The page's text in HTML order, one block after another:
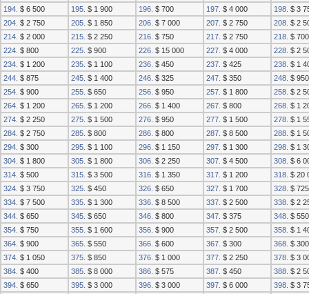
194. $ 6 500 195. $ 1 900 196. $ 700 197. $ 4 000 198. $ 3
204. $ 2 750 205. $ 1 850 206. $ 7 000 207. $ 2 750 208. $ 2
214. $ 2 000 215. $ 2 250 216. $ 750 217. $ 2 750 218. $ 700
224. $ 800 225. $ 900 226. $ 15 000 227. $ 4 000 228. $ 2
234. $ 1 200 235. $ 1 100 236. $ 450 237. $ 425 238. $ 1
244. $ 875 245. $ 1 400 246. $ 325 247. $ 350 248. $ 950
254. $ 900 255. $ 650 256. $ 950 257. $ 1 800 258. $ 2
264. $ 1 200 265. $ 1 200 266. $ 1 400 267. $ 800 268. $ 1
274. $ 2 250 275. $ 1 500 276. $ 950 277. $ 1 500 278. $ 1
284. $ 2 750 285. $ 800 286. $ 800 287. $ 8 500 288. $ 1
294. $ 300 295. $ 1 100 296. $ 1 150 297. $ 1 300 298. $ 1
304. $ 1 800 305. $ 1 800 306. $ 2 250 307. $ 4 500 308. $ 6
314. $ 500 315. $ 3 500 316. $ 1 350 317. $ 1 200 318. $ 20
324. $ 3 750 325. $ 450 326. $ 650 327. $ 1 700 328. $ 725
334. $ 7 500 335. $ 1 300 336. $ 8 500 337. $ 2 500 338. $ 2
344. $ 650 345. $ 650 346. $ 800 347. $ 375 348. $ 550
354. $ 750 355. $ 1 600 356. $ 900 357. $ 2 500 358. $ 1
364. $ 900 365. $ 550 366. $ 600 367. $ 300 368. $ 300
374. $ 1 050 375. $ 850 376. $ 1 000 377. $ 2 250 378. $ 3
384. $ 400 385. $ 8 000 386. $ 575 387. $ 450 388. $ 2
394. $ 650 395. $ 3 000 396. $ 3 000 397. $ 6 000 398. $ 3